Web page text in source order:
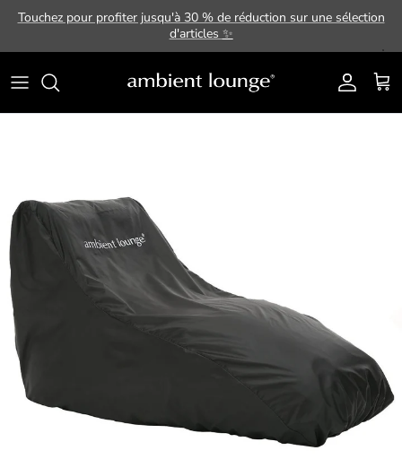
Aller au contenu
Touchez pour profiter jusqu'à 30 % de réduction sur une sélection
d'articles ✨
Compte